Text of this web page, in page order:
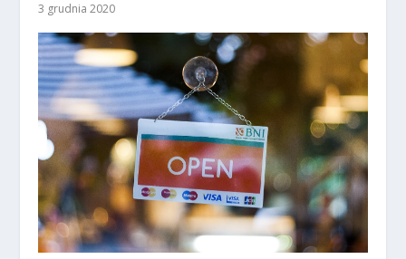
3 grudnia 2020